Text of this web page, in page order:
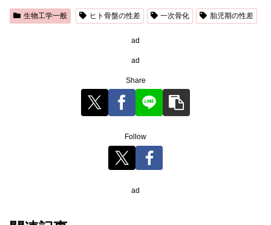
生物工学一般 ヒト骨盤の性差 一次骨化 胎児期の性差
ad
ad
Share
Follow
ad